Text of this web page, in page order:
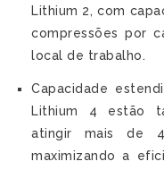
Lithium 2, com
compressões por
local de trabalho.
Capacidade
Lithium 4 estão
atingir mais de
maximizando a